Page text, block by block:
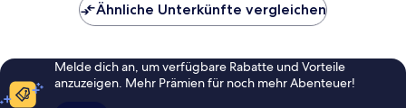
Ähnliche Unterkünfte vergleichen
Melde dich an, um verfügbare Rabatte und Vorteile
anzuzeigen. Mehr Prämien für noch mehr Abenteuer!